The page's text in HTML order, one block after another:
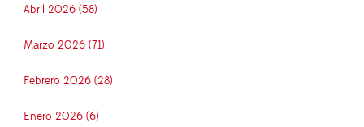
Abril 2026 (58)
Marzo 2026 (71)
Febrero 2026 (28)
Enero 2026 (6)